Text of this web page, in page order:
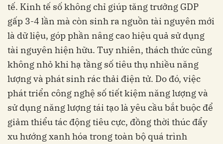
tế. Kinh tế số không chỉ giúp tăng trưởng GDP
gấp 3-4 lần mà còn sinh ra nguồn tài nguyên mới
là dữ liệu, góp phần nâng cao hiệu quả sử dụng
tài nguyên hiện hữu. Tuy nhiên, thách thức cũng
không nhỏ khi hạ tầng số tiêu thụ nhiều năng
lượng và phát sinh rác thải điện tử. Do đó, việc
phát triển công nghệ số tiết kiệm năng lượng và
sử dụng năng lượng tái tạo là yêu cầu bắt buộc để
giảm thiểu tác động tiêu cực, đồng thời thúc đẩy
xu hướng xanh hóa trong toàn bộ quá trình